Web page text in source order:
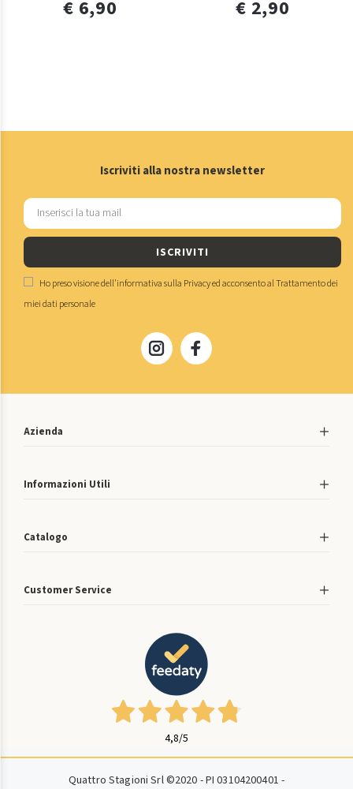
€ 6,90 € 2,90
Iscriviti alla nostra newsletter
ISCRIVITI
Ho preso visione dell'informativa sulla Privacyed acconsento alTrattamento dei
miei dati personale
Azienda
Informazioni Utili
Catalogo
Customer Service
4,8/5
Quattro Stagioni Srl ©2020 - PI 03104200401 -